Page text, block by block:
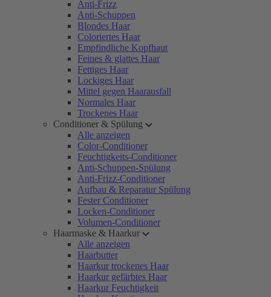
Anti-Frizz
Anti-Schuppen
Blondes Haar
Coloriertes Haar
Empfindliche Kopfhaut
Feines & glattes Haar
Fettiges Haar
Lockiges Haar
Mittel gegen Haarausfall
Normales Haar
Trockenes Haar
Conditioner & Spülung
Alle anzeigen
Color-Conditioner
Feuchtigkeits-Conditioner
Anti-Schuppen-Spülung
Anti-Frizz-Conditioner
Aufbau & Reparatur Spülung
Fester Conditioner
Locken-Conditioner
Volumen-Conditioner
Haarmaske & Haarkur
Alle anzeigen
Haarbutter
Haarkur trockenes Haar
Haarkur gefärbtes Haar
Haarkur Feuchtigkeit